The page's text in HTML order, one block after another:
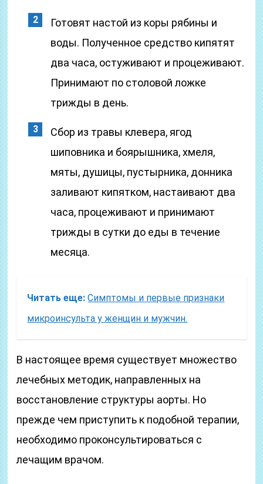
Готовят настой из коры рябины и
воды. Полученное средство кипятят
два часа, остуживают и процеживают.
Принимают по столовой ложке
трижды в день.
Сбор из травы клевера, ягод
шиповника и боярышника, хмеля,
мяты, душицы, пустырника, донника
заливают кипятком, настаивают два
часа, процеживают и принимают
трижды в сутки до еды в течение
месяца.
Читать еще: Симптомы и первые признаки
микроинсульта у женщин и мужчин.
В настоящее время существует множество
лечебных методик, направленных на
восстановление структуры аорты. Но
прежде чем приступить к подобной терапии,
необходимо проконсультироваться с
лечащим врачом.